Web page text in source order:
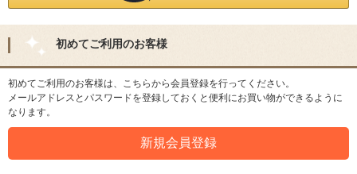
初めてご利用のお客様
初めてご利用のお客様は、こちらから会員登録を行ってください。
メールアドレスとパスワードを登録しておくと便利にお買い物ができるように
なります。